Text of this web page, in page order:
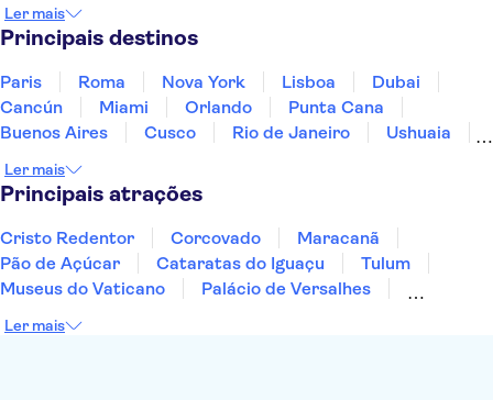
Panamá
Peru
Ler mais
Principais destinos
Paris Roma Nova York Lisboa
Dubai
Cancún
Miami Orlando
Punta Cana
Buenos Aires
Cusco Rio de Janeiro
Ushuaia
Fernando de Noronha
Ler mais
Principais atrações
Cristo Redentor Corcovado
Maracanã
Pão de Açúcar
Cataratas do Iguaçu
Tulum
Museus do Vaticano
Palácio de Versalhes
Museu do Louvre
Ler mais